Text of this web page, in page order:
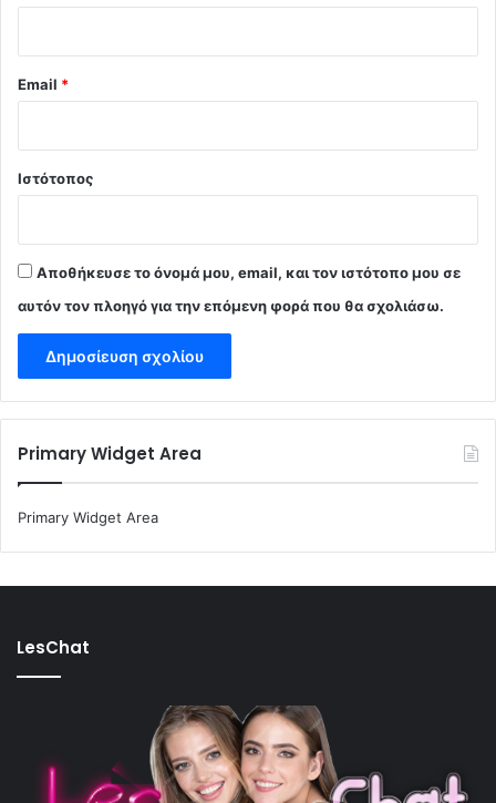
Email *
Ιστότοπος
Αποθήκευσε το όνομά μου, email, και τον ιστότοπο μου σε
αυτόν τον πλοηγό για την επόμενη φορά που θα σχολιάσω.
Primary Widget Area
Primary Widget Area
LesChat